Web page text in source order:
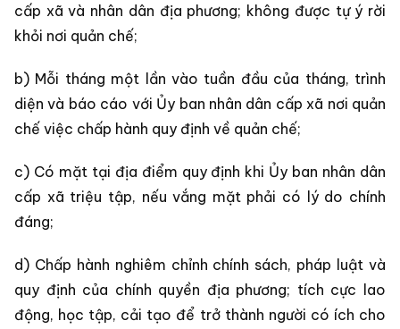
cấp xã và nhân dân địa phương; không được tự ý rời
khỏi nơi quản chế;
b) Mỗi tháng một lần vào tuần đầu của tháng, trình
diện và báo cáo với Ủy ban nhân dân cấp xã nơi quản
chế việc chấp hành quy định về quản chế;
c) Có mặt tại địa điểm quy định khi Ủy ban nhân dân
cấp xã triệu tập, nếu vắng mặt phải có lý do chính
đáng;
d) Chấp hành nghiêm chỉnh chính sách, pháp luật và
quy định của chính quyền địa phương; tích cực lao
động, học tập, cải tạo để trở thành người có ích cho